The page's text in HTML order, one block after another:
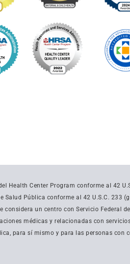
Health Center Program conforme al 42
Salud Pública conforme al 42 U.S.C. 233
considera un centro con Servicio Federal
médicas y relacionadas con
para sí mismo y para las personas con